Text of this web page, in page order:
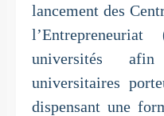
lancement des
universités afin
universitaires
dispensant une